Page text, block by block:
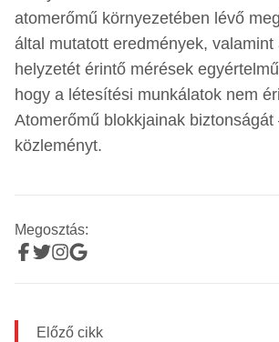
atomerőmű környezetében lévő
által mutatott eredmények, valamint
helyzetét érintő mérések
hogy a létesítési munkálatok nem
Atomerőmű blokkjainak biztonságát
közleményt.
Megosztás:
Előző cikk